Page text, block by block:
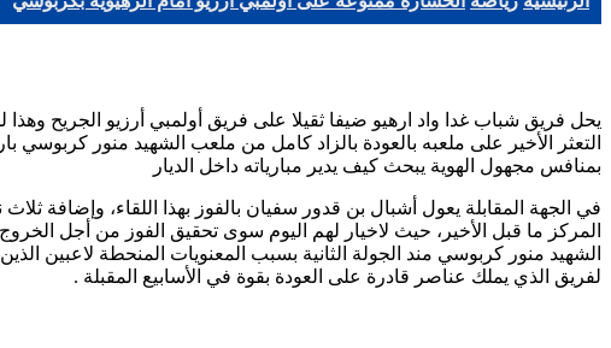
يحل فريق شباب غدا واد ارهيو ضيفا ثقيلا على فريق أولمبي أرزيو الجريح
التعثر الأخير على ملعبه بالعودة بالزاد كامل من ملعب الشهيد منور
بمنافس مجهول الهوية يبحث كيف يدير مبارياته داخل الديار
في الجهة المقابلة يعول أشبال بن قدور سفيان بالفوز بهذا اللقاء، وإضافة
المركز ما قبل الأخير، حيث لاخيار لهم اليوم سوى تحقيق الفوز من أجل
الشهيد منور كربوسي مند الجولة الثانية بسبب المعنويات المنحطة لاعبين
لفريق الذي يملك عناصر قادرة على العودة بقوة في الأسابيع المقبلة .